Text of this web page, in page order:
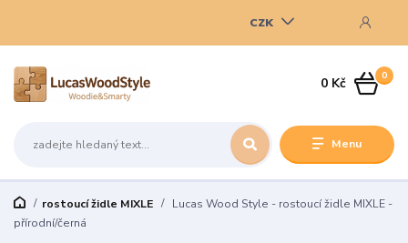
Menu
CZK
0
0 Kč
rostoucí židle MIXLE
Lucas Wood Style - rostoucí židle MIXLE -
přírodní/černá